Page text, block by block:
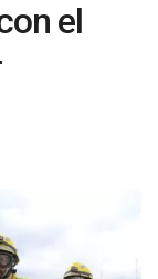
el